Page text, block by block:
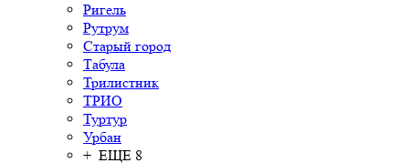
Ригель
Рутрум
Старый город
Табула
Трилистник
ТРИО
Туртур
Урбан
+ ЕЩЕ 8